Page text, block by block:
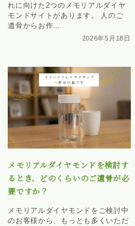
れに向けた2つのメモリアルダイヤ
モンドサイトがあります。 人のご
遺骨からお作...
2026年5月18日
メモリアルダイヤモンドを検討す
るとき、どのくらいのご遺骨が必
要ですか？
メモリアルダイヤモンドをご検討中
のお客様から、もっとも多くいただ